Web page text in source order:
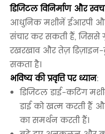
डिजिटल विनिर्माण और
आधुनिक मशीनें ईआरपी
संचार कर सकती हैं, जिससे
रखरखाव और तेज़ डिज़ाइन-
सकता है।
भविष्य की प्रवृत्ति पर ध्यान:
डिजिटल डाई-कटिंग
डाई को खत्म करती हैं
का समर्थन करती हैं।